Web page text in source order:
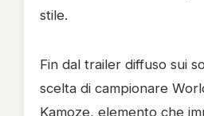
stile.
Fin dal trailer diffuso sui
scelta di campionare
Kamoze, elemento che